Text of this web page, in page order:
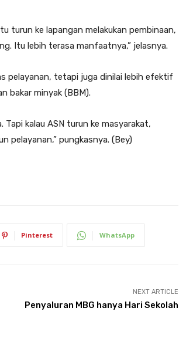
turun ke lapangan melakukan pembinaan,
Itu lebih terasa manfaatnya,” jelasnya.
pelayanan, tetapi juga dinilai lebih efektif
bakar minyak (BBM).
Tapi kalau ASN turun ke masyarakat,
pelayanan,” pungkasnya. (Bey)
Pinterest WhatsApp
NEXT ARTICLE
Penyaluran MBG hanya Hari Sekolah